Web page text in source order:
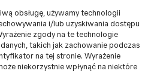
obsługę, używamy technologii
i/lub uzyskiwania dostępu
zgody na te technologie
takich jak zachowanie podczas
na tej stronie. Wyrażenie
niekorzystnie wpłynąć na niektóre
RODO